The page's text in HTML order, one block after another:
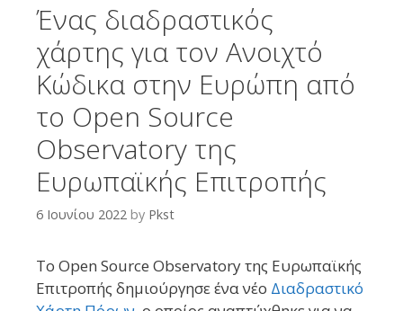
Ένας διαδραστικός
χάρτης για τον Ανοιχτό
Κώδικα στην Ευρώπη από
το Open Source
Observatory της
Ευρωπαϊκής Επιτροπής
6 Ιουνίου 2022 by Pkst
Το Open Source Observatory της Ευρωπαϊκής
Επιτροπής δημιούργησε ένα νέο Διαδραστικό